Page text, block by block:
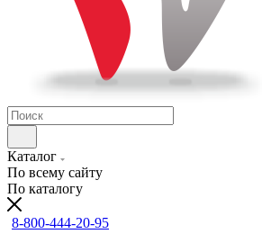
Каталог
По всему сайту
По каталогу
8-800-444-20-95